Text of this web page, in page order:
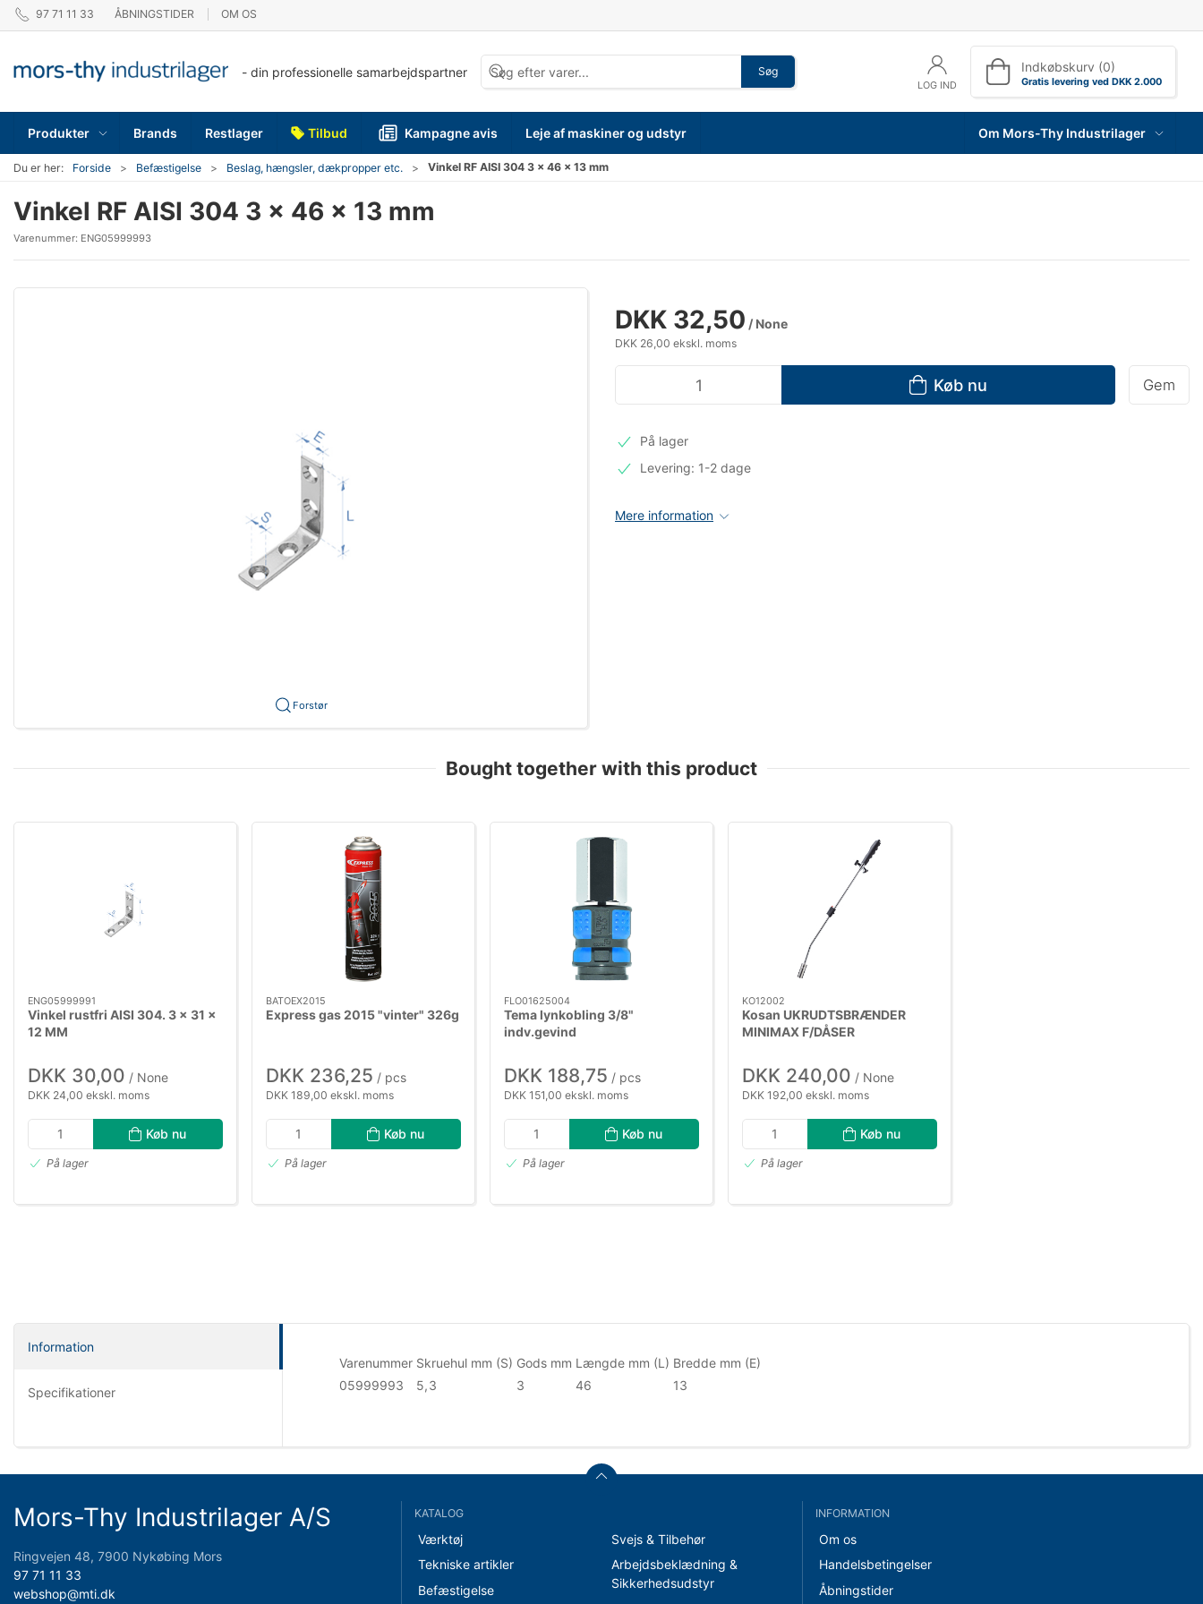
97 71 11 33 ÅBNINGSTIDER OM OS
- din professionelle samarbejdspartner Søg
LOG IND
Indkøbskurv (0)
Gratis levering ved DKK 2.000
Produkter Brands Restlager Tilbud Kampagne avis Leje af maskiner og udstyr Om Mors-Thy Industrilager
Du er her: Forside Befæstigelse Beslag, hængsler, dækpropper etc. Vinkel RF AISI 304 3 x 46 x 13 mm
Vinkel RF AISI 304 3 x 46 x 13 mm
Varenummer: ENG05999993
Forstør
DKK 32,50 / None
DKK 26,00 ekskl. moms
Køb nu Gem
På lager
Levering: 1-2 dage
Mere information
Bought together with this product
ENG05999991
Vinkel rustfri AISI 304. 3 x 31 x
12 MM
DKK 30,00 / None
DKK 24,00 ekskl. moms
Køb nu
På lager
BATOEX2015
Express gas 2015 "vinter" 326g
DKK 236,25 / pcs
DKK 189,00 ekskl. moms
Køb nu
På lager
FLO01625004
Tema lynkobling 3/8"
indv.gevind
DKK 188,75 / pcs
DKK 151,00 ekskl. moms
Køb nu
På lager
KO12002
Kosan UKRUDTSBRÆNDER
MINIMAX F/DÅSER
DKK 240,00 / None
DKK 192,00 ekskl. moms
Køb nu
På lager
Information
Specifikationer
Varenummer Skruehul mm (S) Gods mm Længde mm (L) Bredde mm (E)
05999993
5,3 3 46 13
Mors-Thy Industrilager A/S
Ringvejen 48, 7900 Nykøbing Mors
97 71 11 33
webshop@mti.dk
KATALOG
Værktøj
Tekniske artikler
Befæstigelse
Svejs & Tilbehør
Arbejdsbeklædning &
Sikkerhedsudstyr
INFORMATION
Om os
Handelsbetingelser
Åbningstider